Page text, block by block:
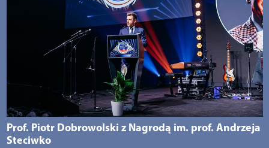
Prof. Piotr Dobrowolski z Nagrodą im. prof. Andrzeja
Steciwko